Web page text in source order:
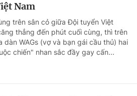
Nam
trên sân cỏ giữa Đội tuyển Việt
thẳng đến phút cuối cùng, thì trên
dàn WAGs (vợ và bạn gái cầu thủ) hai
chiến" nhan sắc đầy gay cấn...